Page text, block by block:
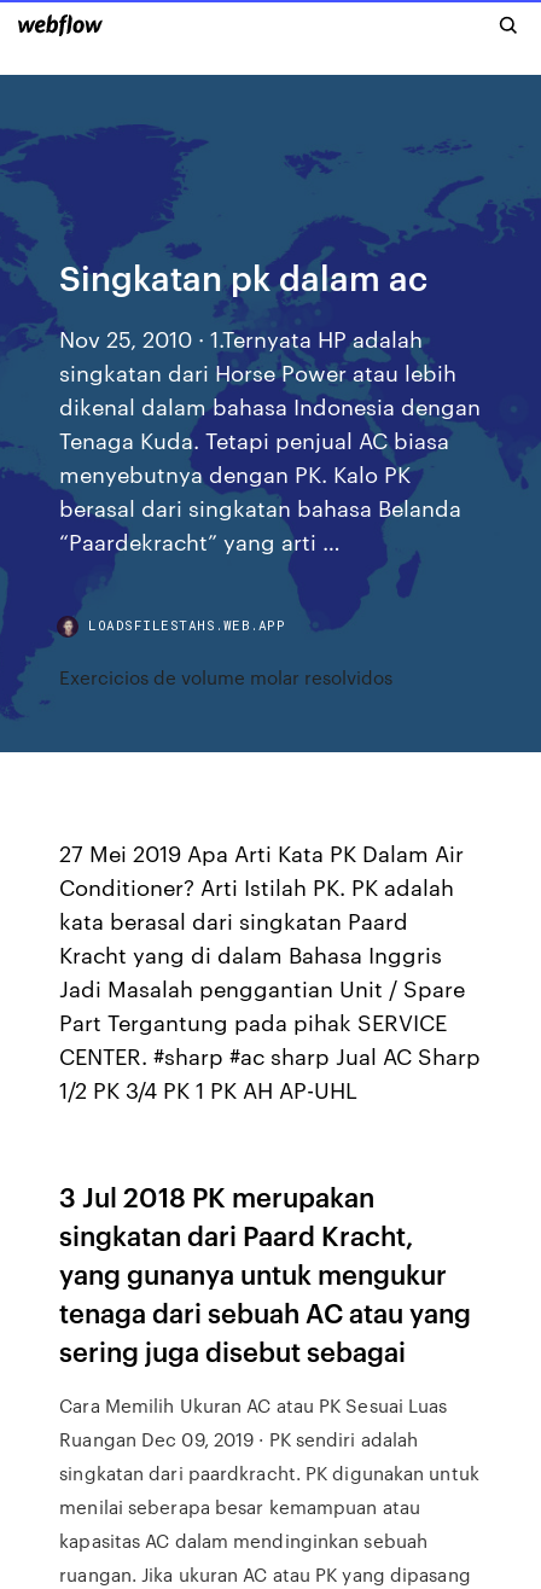
Singkatan pk dalam ac
Nov 25, 2010 · 1.Ternyata HP adalah
singkatan dari Horse Power atau lebih
dikenal dalam bahasa Indonesia dengan
Tenaga Kuda. Tetapi penjual AC biasa
menyebutnya dengan PK. Kalo PK
berasal dari singkatan bahasa Belanda
“Paardekracht” yang arti …
LOADSFILESTAHS.WEB.APP
Exercicios de volume molar resolvidos
27 Mei 2019 Apa Arti Kata PK Dalam Air
Conditioner? Arti Istilah PK. PK adalah
kata berasal dari singkatan Paard
Kracht yang di dalam Bahasa Inggris
Jadi Masalah penggantian Unit / Spare
Part Tergantung pada pihak SERVICE
CENTER. #sharp #ac sharp Jual AC Sharp
1/2 PK 3/4 PK 1 PK AH AP-UHL
3 Jul 2018 PK merupakan
singkatan dari Paard Kracht,
yang gunanya untuk mengukur
tenaga dari sebuah AC atau yang
sering juga disebut sebagai
Cara Memilih Ukuran AC atau PK Sesuai Luas
Ruangan Dec 09, 2019 · PK sendiri adalah
singkatan dari paardkracht. PK digunakan untuk
menilai seberapa besar kemampuan atau
kapasitas AC dalam mendinginkan sebuah
ruangan. Jika ukuran AC atau PK yang dipasang